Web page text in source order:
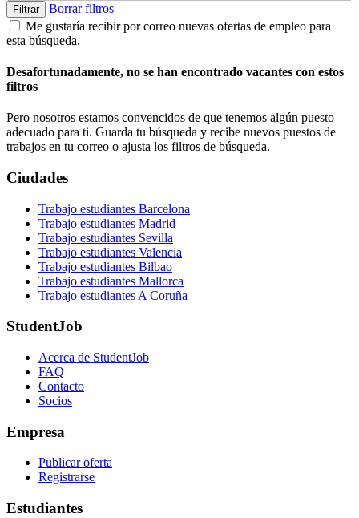
Filtrar
Borrar filtros
Me gustaría recibir por correo nuevas ofertas de empleo para
esta búsqueda.
Desafortunadamente, no se han encontrado vacantes con estos
filtros
Pero nosotros estamos convencidos de que tenemos algún puesto
adecuado para ti. Guarda tu búsqueda y recibe nuevos puestos de
trabajos en tu correo o ajusta los filtros de búsqueda.
Ciudades
Trabajo estudiantes Barcelona
Trabajo estudiantes Madrid
Trabajo estudiantes Sevilla
Trabajo estudiantes Valencia
Trabajo estudiantes Bilbao
Trabajo estudiantes Mallorca
Trabajo estudiantes A Coruña
StudentJob
Acerca de StudentJob
FAQ
Contacto
Socios
Empresa
Publicar oferta
Registrarse
Estudiantes